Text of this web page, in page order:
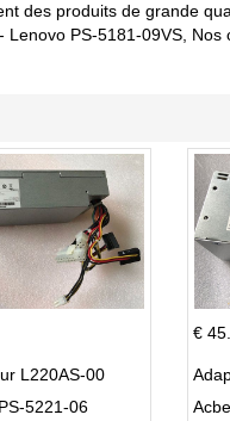
des produits de grande
PS-5181-09VS,
L220AS-00
5221-06
€